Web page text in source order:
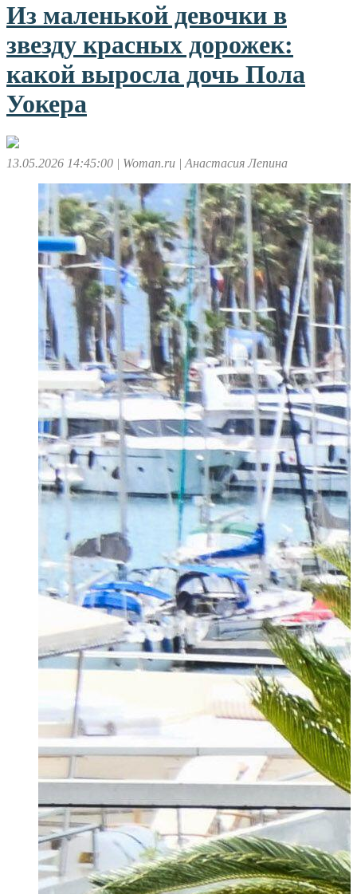
Из маленькой девочки в
звезду красных дорожек:
какой выросла дочь Пола
Уокера
13.05.2026 14:45:00 | Woman.ru | Анастасия Лепина